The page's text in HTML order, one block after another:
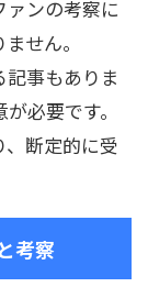
ンの考察に
せん。
事もありま
必要です。
断定的に受
考察